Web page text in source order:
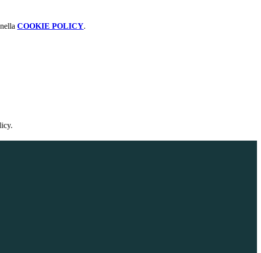
COOKIE POLICY.